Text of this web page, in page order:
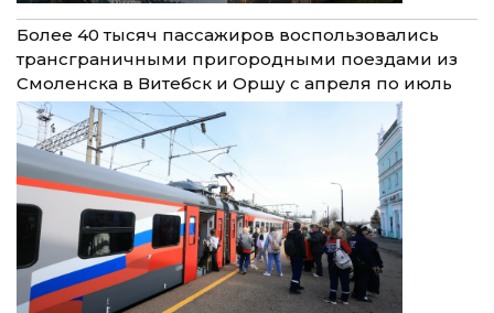
Более 40 тысяч пассажиров воспользовались
трансграничными пригородными поездами из
Смоленска в Витебск и Оршу с апреля по июль